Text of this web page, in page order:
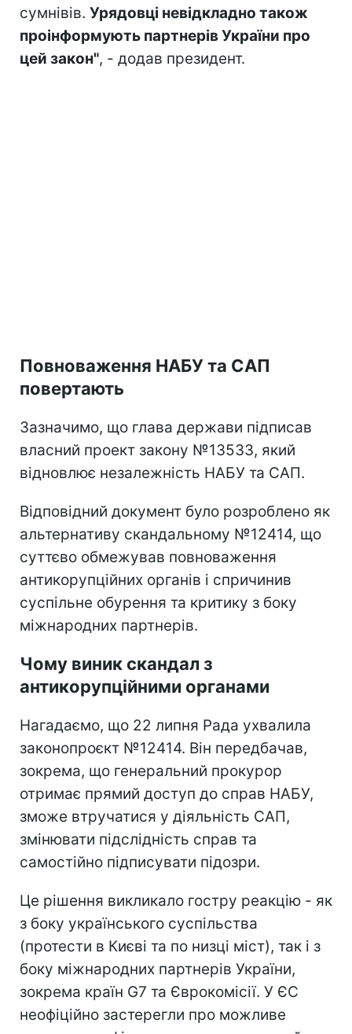
сумнівів. Урядовці невідкладно також
проінформують партнерів України про
цей закон", - додав президент.
Повноваження НАБУ та САП
повертають
Зазначимо, що глава держави підписав
власний проект закону №13533, який
відновлює незалежність НАБУ та САП.
Відповідний документ було розроблено як
альтернативу скандальному №12414, що
суттєво обмежував повноваження
антикорупційних органів і спричинив
суспільне обурення та критику з боку
міжнародних партнерів.
Чому виник скандал з
антикорупційними органами
Нагадаємо, що 22 липня Рада ухвалила
законопроєкт №12414. Він передбачав,
зокрема, що генеральний прокурор
отримає прямий доступ до справ НАБУ,
зможе втручатися у діяльність САП,
змінювати підслідність справ та
самостійно підписувати підозри.
Це рішення викликало гостру реакцію - як
з боку українського суспільства
(протести в Києві та по низці міст), так і з
боку міжнародних партнерів України,
зокрема країн G7 та Єврокомісії. У ЄС
неофіційно застерегли про можливе